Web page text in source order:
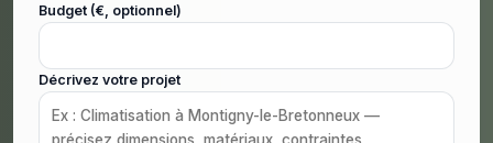
Budget (€, optionnel)
Décrivez votre projet